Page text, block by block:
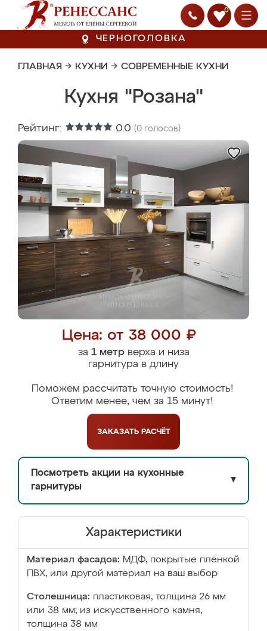
0
ЧЕРНОГОЛОВКА
ГЛАВНАЯ → КУХНИ → СОВРЕМЕННЫЕ КУХНИ
Кухня "Розана"
Рейтинг: 0.0 (0 голосов)
Цена: от 38 000 ₽
за 1 метрверха и низа
гарнитура в длину
Поможем рассчитать точную стоимость!
Ответим менее, чем за 15 минут!
ЗАКАЗАТЬ РАСЧЁТ
Посмотреть акции на кухонные
гарнитуры
▼
Характеристики
Материал фасадов: МДФ, покрытые плёнкой
ПВХ, или другой материал на ваш выбор
Столешница: пластиковая, толщина 26 мм
или 38 мм; из искусственного камня,
толщина 38 мм